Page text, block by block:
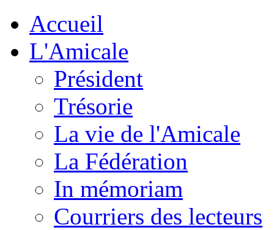
Accueil
L'Amicale
Président
Trésorie
La vie de l'Amicale
La Fédération
In mémoriam
Courriers des lecteurs